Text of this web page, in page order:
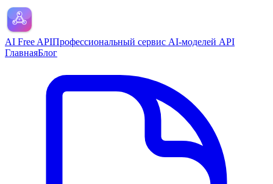
AI Free APIПрофессиональный сервис AI-моделей API
ГлавнаяБлог